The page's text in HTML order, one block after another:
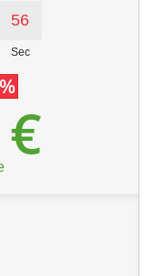
56
Sec